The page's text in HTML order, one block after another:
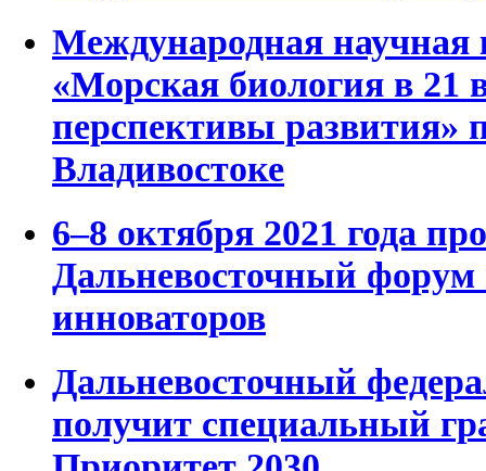
Международная научная
«Морская биология в 21
перспективы развития»
Владивостоке
6–8 октября 2021 года
Дальневосточный
инноваторов
Дальневосточный
получит специальный